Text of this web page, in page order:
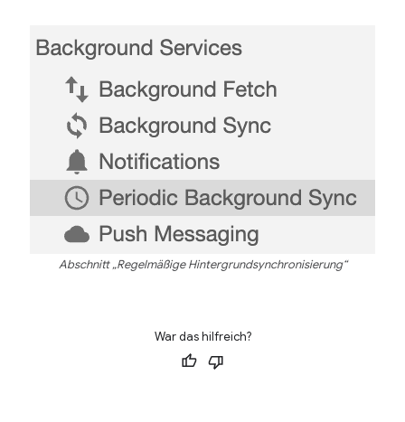
Abschnitt „Regelmäßige Hintergrundsynchronisierung“
War das hilfreich?